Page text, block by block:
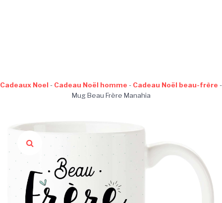
Cadeaux Noel - Cadeau Noël homme - Cadeau Noël beau-frère -
Mug Beau Frère Manahia